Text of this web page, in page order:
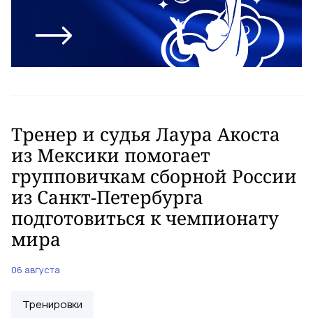
Тренер и судья Лаура Акоста
из Мексики помогает
групповичкам сборной России
из Санкт-Петербурга
подготовиться к чемпионату
мира
06 августа
Тренировки